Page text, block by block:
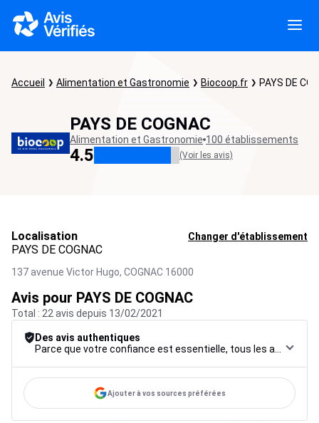
Accueil Alimentation et Gastronomie Biocoop.fr PAYS DE
PAYS DE COGNAC
Alimentation et Gastronomie 100 établissements
4.5 (Voir les avis)
Localisation Changer d'établissement
PAYS DE COGNAC
137 avenue Victor Hugo, COGNAC 16000
Avis pour PAYS DE COGNAC
Total : 22 avis depuis 13/02/2021
Des avis authentiques
Ajouter à vos sources préférées